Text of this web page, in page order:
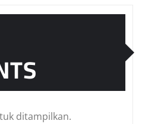
ditampilkan.